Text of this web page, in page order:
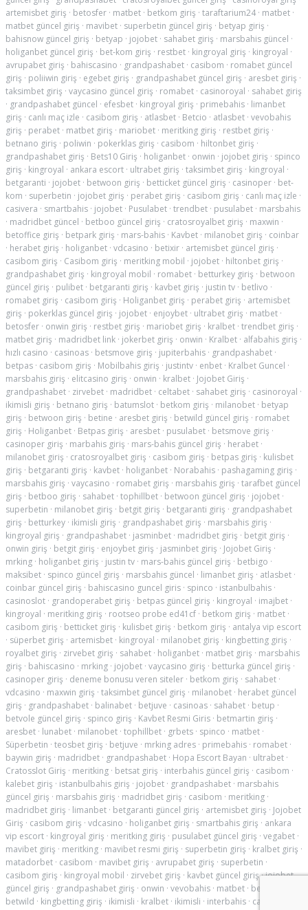
artemisbet giriş · betosfer · matbet · betkom giriş · taraftarium24 · matbet ·
matbet güncel giriş · mavibet · superbetin güncel giriş · betyap giriş ·
bahisnow güncel giriş · betyap · jojobet · sahabet giriş · marsbahis güncel ·
holiganbet güncel giriş · bet-kom giriş · restbet · kingroyal giriş · kingroyal ·
avrupabet giriş · bahiscasino · grandpashabet · casibom · romabet güncel
giriş · poliiwin giriş · egebet giriş · grandpashabet güncel giriş · aresbet giriş ·
taksimbet giriş · vaycasino güncel giriş · romabet · casinoroyal · sahabet giriş
· grandpashabet güncel · efesbet · kingroyal giriş · primebahis · limanbet
giriş · canlı maç izle · casibom giriş · atlasbet · Betcio · atlasbet · vevobahis
giriş · perabet · matbet giriş · mariobet · meritking giriş · restbet giriş ·
betnano giriş · poliwin · pokerklas giriş · casibom · hiltonbet giriş ·
grandpashabet giriş · Bets10 Giriş · holiganbet · onwin · jojobet giriş · spinco
giriş · kingroyal · ankara escort · ultrabet giriş · taksimbet giriş · kingroyal ·
betgaranti · jojobet · betwoon giriş · betticket güncel giriş · casinoper · bet-
kom · superbetin · jojobet giriş · perabet giriş · casibom giriş · canlı maç izle ·
casivera · smartbahis · jojobet · Pusulabet · trendbet · pusulabet · marsbahis
· madridbet güncel · betboo güncel giriş · cratosroyalbet giriş · maxwin ·
betoffice giriş · betpark giriş · mars-bahis · Kavbet · milanobet giriş · coinbar
· herabet giriş · holiganbet · vdcasino · betixir · artemisbet güncel giriş ·
casibom giriş · Casibom giriş · meritking mobil · jojobet · hiltonbet giriş ·
grandpashabet giriş · kingroyal mobil · romabet · betturkey giriş · betwoon
güncel giriş · pulibet · betgaranti giriş · kavbet giriş · justin tv · betlivo ·
romabet giriş · casibom giriş · Holiganbet giriş · perabet giriş · artemisbet
giriş · pokerklas güncel giriş · jojobet · enjoybet · ultrabet giriş · matbet ·
betosfer · onwin giriş · restbet giriş · mariobet giriş · kralbet · trendbet giriş ·
matbet giriş · madridbet link · jokerbet giriş · onwin · Kralbet · alfabahis giriş ·
hızlı casino · casinoas · betsmove giriş · jupiterbahis · grandpashabet ·
betpas · casibom giriş · Mobilbahis giriş · justintv · enbet · Kralbet Guncel ·
marsbahis giriş · elitcasino giriş · onwin · kralbet · Jojobet Giriş ·
grandpashabet · zirvebet · madridbet · celtabet · sahabet giriş · casinoroyal ·
ikimisli giriş · betnano giriş · batumslot · betkom giriş · milanobet · betyap
giriş · betwoon giriş · betine · aresbet giriş · betwild güncel giriş · romabet
giriş · Holiganbet · Betpas giriş · aresbet · pusulabet · betsmove giriş ·
casinoper giriş · marbahis giriş · mars-bahis güncel giriş · herabet ·
milanobet giriş · cratosroyalbet giriş · casibom giriş · betpas giriş · kulisbet
giriş · betgaranti giriş · kavbet · holiganbet · Norabahis · pashagaming giriş ·
marsbahis giriş · vaycasino · romabet giriş · marsbahis giriş · tarafbet güncel
giriş · betboo giriş · sahabet · tophillbet · betwoon güncel giriş · jojobet ·
superbetin · milanobet giriş · betgit giriş · betgaranti giriş · grandpashabet
giriş · betturkey · ikimisli giriş · grandpashabet giriş · marsbahis giriş ·
kingroyal giriş · grandpashabet · jasminbet · madridbet giriş · betgit giriş ·
onwin giriş · betgit giriş · enjoybet giriş · jasminbet giriş · Jojobet Giriş ·
mrking · holiganbet giriş · justin tv · mars-bahis güncel giriş · betbigo ·
maksibet · spinco güncel giriş · marsbahis güncel · limanbet giriş · atlasbet ·
coinbar güncel giriş · bahiscasino guncel giris · spinco · istanbulbahis ·
casinoslot · grandoperabet giriş · betpas güncel giriş · kingroyal · imajbet ·
kingroyal · meritking giriş · rootseo probe ed41cf · betkom giriş · matbet ·
casibom giriş · betticket giriş · kulisbet giriş · betkom giriş · antalya vip escort
· süperbet giriş · artemisbet · kingroyal · milanobet giriş · kingbetting giriş ·
royalbet giriş · zirvebet giriş · sahabet · holiganbet · matbet giriş · marsbahis
giriş · bahiscasino · mrking · jojobet · vaycasino giriş · betturka güncel giriş ·
casinoper giriş · deneme bonusu veren siteler · betkom giriş · sahabet ·
vdcasino · maxwin giriş · taksimbet güncel giriş · milanobet · herabet güncel
giriş · grandpashabet · balinabet · betjuve · casinoas · sahabet · betup ·
betvole güncel giriş · spinco giriş · Kavbet Resmi Giris · betmartin giriş ·
aresbet · lunabet · milanobet · tophillbet · grbets · spinco · matbet ·
Süperbetin · teosbet giriş · betjuve · mrking adres · primebahis · romabet ·
baywin giriş · madridbet · grandpashabet · Hopa Escort Bayan · ultrabet ·
Cratosslot Giriş · meritking · betsat giriş · interbahis güncel giriş · casibom ·
kalebet giriş · istanbulbahis giriş · jojobet · grandpashabet · marsbahis
güncel giriş · marsbahis giriş · madridbet giriş · casibom · meritking ·
madridbet giriş · limanbet · betgaranti güncel giriş · artemisbet giriş · Jojobet
Giriş · casibom giriş · vdcasino · holiganbet giriş · smartbahis giriş · ankara
vip escort · kingroyal giriş · meritking giriş · pusulabet güncel giriş · vegabet ·
mavibet giriş · meritking · mavibet resmi giriş · superbetin giriş · kralbet giriş ·
matadorbet · casibom · mavibet giriş · avrupabet giriş · superbetin ·
casibom giriş · kingroyal mobil · zirvebet giriş · kavbet güncel giriş·jojobet
güncel giriş · grandpashabet giriş · onwin · vevobahis · matbet · betpark
betwild · kingbetting giriş · ikimisli · kralbet · ikimisli · interbahis · casibom